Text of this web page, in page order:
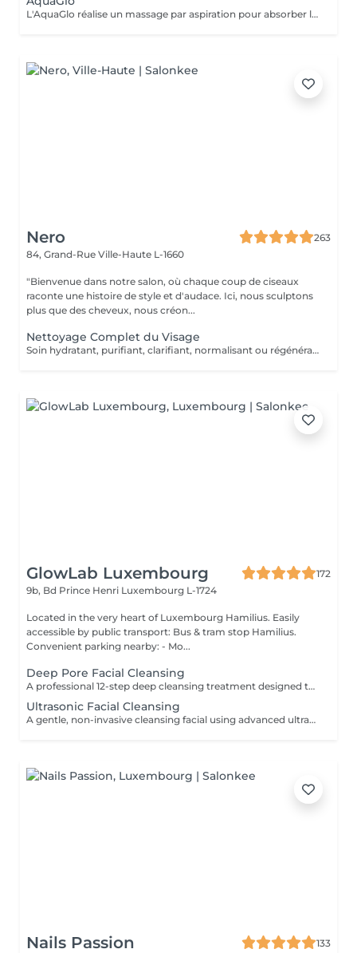
L'AquaGlo réalise un massage par aspiration pour absorber les comédons, nettoyer la peau en profondeur, l'hydrater, l'oxygéner et l'exfolier. Cet appareil permet de stimuler la micro circulation ainsi que la division cellulaire. Résultats: un look frais, un teint éclatant, une peau hautement hydratée. Rajeunissement garanti ! Sur tous les types de peau, particulièrement avec des impuretés, des points noirs et/ou de l'acné.
Nero
263
84, Grand-Rue Ville-Haute L-1660
"Bienvenue dans notre salon, où chaque coup de ciseaux
raconte une histoire de style et d'audace. Ici, nous sculptons
plus que des cheveux, nous créon...
Nettoyage Complet du Visage
Soin hydratant, purifiant, clarifiant, normalisant ou régénérant
GlowLab Luxembourg
172
9b, Bd Prince Henri Luxembourg L-1724
Located in the very heart of Luxembourg Hamilius. Easily
accessible by public transport: Bus & tram stop Hamilius.
Convenient parking nearby: - Mo...
Deep Pore Facial Cleansing
A professional 12-step deep cleansing treatment designed to purify the skin, unclog pores, and restore balance using medical-grade ZO Skin Health protocols. This treatment combines advanced skincare with both ultrasonic and precise manual (mechanical) cleansing techniques to effectively remove impurities, excess oil, and buildup while maintaining skin integrity. THE PROTOCOL INCLUDES: - progressive exfoliation - deep pore cleansing - targeted extraction - antibacterial care - soothing restorative steps all performed in a structured, results-driven sequence Ideal for oily, acne-prone, and congested skin, or whenever your skin needs a complete reset. TREATMENT OPTIONS: - Deep Pore Cleansing Facial - a complete 12-step protocol for deep purification and skin reset. - Deep Pore Cleansing + Jacquet Massage includes therapeutic massage to stimulate circulation and enhance detoxification. - Deep Pore Cleansing + PRX-T33 / BioRePeel combines deep cleansing with a biorevitalizing peel to improve skin texture, brightness, and overall skin renewal. BENEFITS: - Deep pore purification - Reduction of blackheads and congestion - Improved skin texture - Balanced oil production - Clearer, healthier-looking skin INDICATIONS: - Oily and acne-prone skin - Enlarged pores - Blackheads and congestion - Uneven skin texture - Dull or tired-looking skin CONTRAINDICATIONS: - Active skin infections or inflammation - Severe inflamed acne - Open wounds or damaged skin - Recent aggressive procedures or chemical peels - Highly sensitive or compromised skin (relative) AFTERCARE & RECOMMENDATIONS: - Avoid sun exposure and use SPF daily - Do not touch or irritate the skin for 24 hours - Avoid active ingredients (retinol, acids) for several days - Keep the skin well hydrated - Follow a professional skincare routine to maintain results A true skin reset clean, balanced, and visibly healthier skin. For optimal results, this treatment is recommended every 10-12 weeks, depending on your skin condition.
Ultrasonic Facial Cleansing
A gentle, non-invasive cleansing facial using advanced ultrasonic technology to remove impurities, excess oil, and dead skin cells without irritation. This treatment uses high-frequency vibrations to lift impurities from the skin, improve microcirculation, and enhance the absorption of active ingredients. The treatment is completed with a soothing alginate mask to calm, hydrate and restore the skin. The skin is left fresh, smoother, and more radiant - making it ideal for regular maintenance and for sensitive or dehydration-prone skin. AVAILABLE ENHANCEMENTS: - PRX-T33 + Alginate Mask an advanced option combining cleansing with a biorevitalizing peel to improve skin texture, brightness, and overall renewal. - Oxygen Infusion (Intraceuticals) - a technology-driven skin infusion treatment that uses pressurized oxygen to deliver active ingredients deep into the skin. This advanced method boosts hydration, improves skin elasticity, and enhances natural glow for an instantly refreshed and revitalized appearance. - Carboxytherapy- a combined treatment that deeply cleanses the skin while enhancing oxygenation and microcirculation. Carboxytherapy boosts skin vitality, improves radiance, and helps calm the skin after cleansing for a fresh, balanced, and glowing complexion. BENEFITS: - Gentle, no-trauma cleansing - Improved skin texture and radiance - Enhanced absorption of skincare products - Reduction of impurities and excess oil - Suitable all skin types, even for sensitive skin INDICATIONS: - Sensitive or reactive skin - Dehydrated skin - Mild congestion - Dull or uneven skin tone - Maintenance between more intensive treatments CONTRAINDICATIONS: - Active skin infections or inflammation - Open wounds or damaged skin - Severe skin conditions - Recent aggressive procedures (relative) AFTERCARE & RECOMMENDATIONS: - Use SPF daily - Keep the skin well hydrated - Avoid active ingredients (retinol, acids) for 12 days - Maintain regular treatments for best results Clean, calm, and naturally radiant skin with zero downtime. For optimal results, this treatment is recommended every 3-4 weeks, depending on your skin condition.
Nails Passion
133